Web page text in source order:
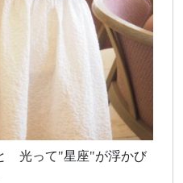
光って"星座"が浮かび